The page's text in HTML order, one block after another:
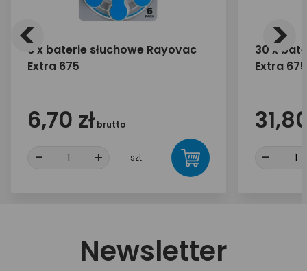
6 x baterie słuchowe Rayovac
Extra 675
6,70 zł brutto
- + szt.
30 x
Extra 675
-
< >
Newsletter